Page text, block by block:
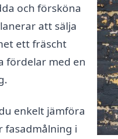
och försköna
att sälja
ett fräscht
fördelar med en
enkelt jämföra
fasadmålning i